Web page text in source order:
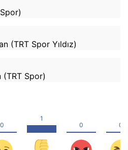
(TRT Spor Yıldız)
(TRT Spor)